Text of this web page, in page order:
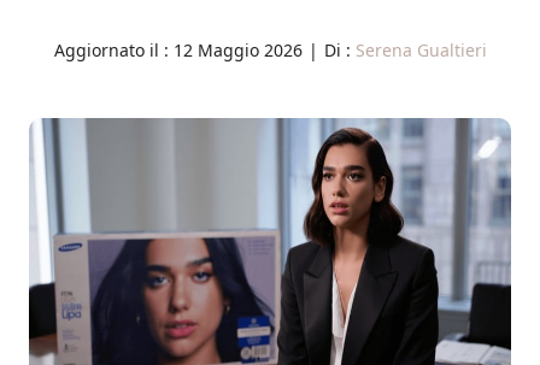
Aggiornato il : 12 Maggio 2026 | Di : Serena Gualtieri